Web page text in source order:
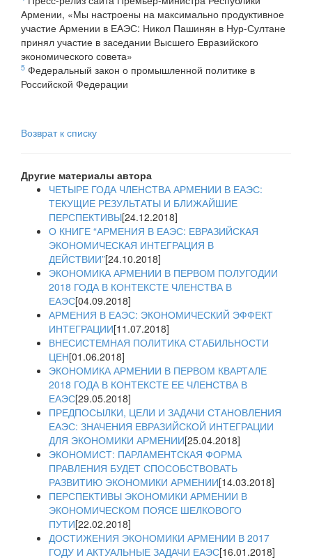
Армении, «Мы настроены на максимально продуктивное
участие Армении в ЕАЭС: Никол Пашинян в Нур-Султане
принял участие в заседании Высшего Евразийского
экономического совета»
5 Федеральный закон о промышленной политике в
Российской Федерации
Возврат к списку
Другие материалы автора
ЧЕТЫРЕ ГОДА ЧЛЕНСТВА АРМЕНИИ В ЕАЭС:
ТЕКУЩИЕ РЕЗУЛЬТАТЫ И БЛИЖАЙШИЕ
ПЕРСПЕКТИВЫ[24.12.2018]
О КНИГЕ “АРМЕНИЯ В ЕАЭС: ЕВРАЗИЙСКАЯ
ЭКОНОМИЧЕСКАЯ ИНТЕГРАЦИЯ В
ДЕЙСТВИИ”[24.10.2018]
ЭКОНОМИКА АРМЕНИИ В ПЕРВОМ ПОЛУГОДИИ
2018 ГОДА В КОНТЕКСТЕ ЧЛЕНСТВА В
ЕАЭС[04.09.2018]
АРМЕНИЯ В ЕАЭС: ЭКОНОМИЧЕСКИЙ ЭФФЕКТ
ИНТЕГРАЦИИ[11.07.2018]
ВНЕСИСТЕМНАЯ ПОЛИТИКА СТАБИЛЬНОСТИ
ЦЕН[01.06.2018]
ЭКОНОМИКА АРМЕНИИ В ПЕРВОМ КВАРТАЛЕ
2018 ГОДА В КОНТЕКСТЕ ЕЕ ЧЛЕНСТВА В
ЕАЭС[29.05.2018]
ПРЕДПОСЫЛКИ, ЦЕЛИ И ЗАДАЧИ СТАНОВЛЕНИЯ
ЕАЭС: ЗНАЧЕНИЯ ЕВРАЗИЙСКОЙ ИНТЕГРАЦИИ
ДЛЯ ЭКОНОМИКИ АРМЕНИИ[25.04.2018]
ЭКОНОМИСТ: ПАРЛАМЕНТСКАЯ ФОРМА
ПРАВЛЕНИЯ БУДЕТ СПОСОБСТВОВАТЬ
РАЗВИТИЮ ЭКОНОМИКИ АРМЕНИИ[14.03.2018]
ПЕРСПЕКТИВЫ ЭКОНОМИКИ АРМЕНИИ В
ЭКОНОМИЧЕСКОМ ПОЯСЕ ШЕЛКОВОГО
ПУТИ[22.02.2018]
ДОСТИЖЕНИЯ ЭКОНОМИКИ АРМЕНИИ В 2017
ГОДУ И АКТУАЛЬНЫЕ ЗАДАЧИ ЕАЭС[16.01.2018]